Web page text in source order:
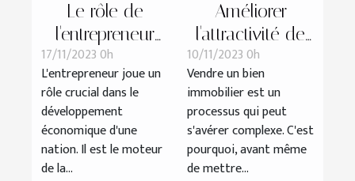
Le rôle de
l'entrepreneur
dans le
développement
économique
17/11/2023 0h
L'entrepreneur joue un
rôle crucial dans le
développement
économique d'une
nation. Il est le moteur
de la...
Améliorer
l'attractivité de
son bien
immobilier avant
la vente
10/11/2023 0h
Vendre un bien
immobilier est un
processus qui peut
s'avérer complexe. C'est
pourquoi, avant même
de mettre...